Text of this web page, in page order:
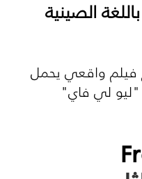
الصينية
فيلم واقعي يحمل
لي فاي"